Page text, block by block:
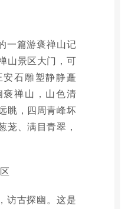
一篇游褒禅山记
山景区大门，可
石雕塑静静矗
禅山，山色清
眺，四周青峰坏
茏、满目青翠，
访古探幽。这是